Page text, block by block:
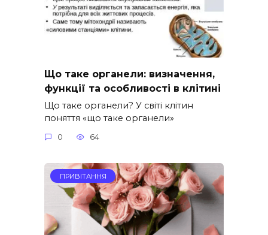
Що таке органели: визначення,
функції та особливості в клітині
Що таке органели? У світі клітин
поняття «що таке органели»
0 64
ПРИВІТАННЯ